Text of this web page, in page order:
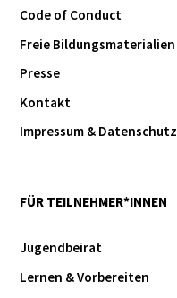
Code of Conduct
Freie Bildungsmaterialien
Presse
Kontakt
Impressum & Datenschutz
FÜR TEILNEHMER*INNEN
Jugendbeirat
Lernen & Vorbereiten